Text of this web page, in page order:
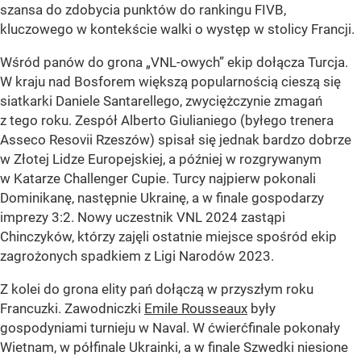
szansa do zdobycia punktów do rankingu FIVB,
kluczowego w kontekście walki o występ w stolicy Francji.
Wśród panów do grona „VNL-owych” ekip dołącza Turcja.
W kraju nad Bosforem większą popularnością cieszą się
siatkarki Daniele Santarellego, zwyciężczynie zmagań
z tego roku. Zespół Alberto Giulianiego (byłego trenera
Asseco Resovii Rzeszów) spisał się jednak bardzo dobrze
w Złotej Lidze Europejskiej, a później w rozgrywanym
w Katarze Challenger Cupie. Turcy najpierw pokonali
Dominikanę, następnie Ukrainę, a w finale gospodarzy
imprezy 3:2. Nowy uczestnik VNL 2024 zastąpi
Chinczyków, którzy zajęli ostatnie miejsce spośród ekip
zagrożonych spadkiem z Ligi Narodów 2023.
Z kolei do grona elity pań dołączą w przyszłym roku
Francuzki. Zawodniczki Emile Rousseaux były
gospodyniami turnieju w Naval. W ćwierćfinale pokonały
Wietnam, w półfinale Ukrainki, a w finale Szwedki niesione